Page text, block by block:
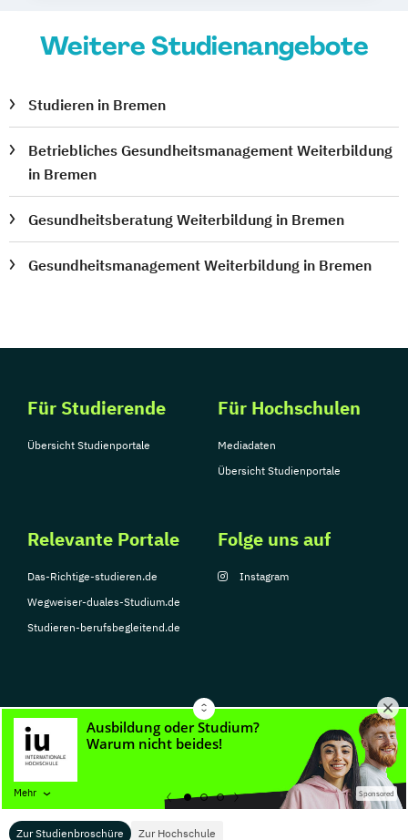
Zur Studienbroschüre Zur Hochschule
Mehr Sponsored
Weitere Studienangebote
Studieren in Bremen
Betriebliches Gesundheitsmanagement Weiterbildung
in Bremen
Gesundheitsberatung Weiterbildung in Bremen
Gesundheitsmanagement Weiterbildung in Bremen
Für Studierende
Übersicht Studienportale
Für Hochschulen
Mediadaten
Übersicht Studienportale
Relevante Portale
Das-Richtige-studieren.de
Wegweiser-duales-Studium.de
Studieren-berufsbegleitend.de
Folge uns auf
Instagram
© Copyright 2026, TarGroup Media GmbH
Nutzungsbedingungen